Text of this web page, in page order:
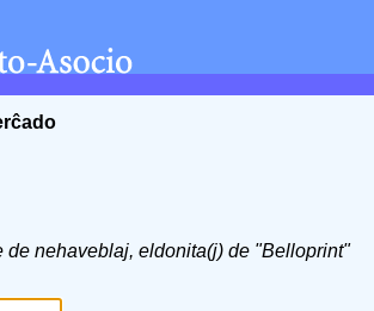
nehaveblaj, eldonita(j) de "Belloprint"